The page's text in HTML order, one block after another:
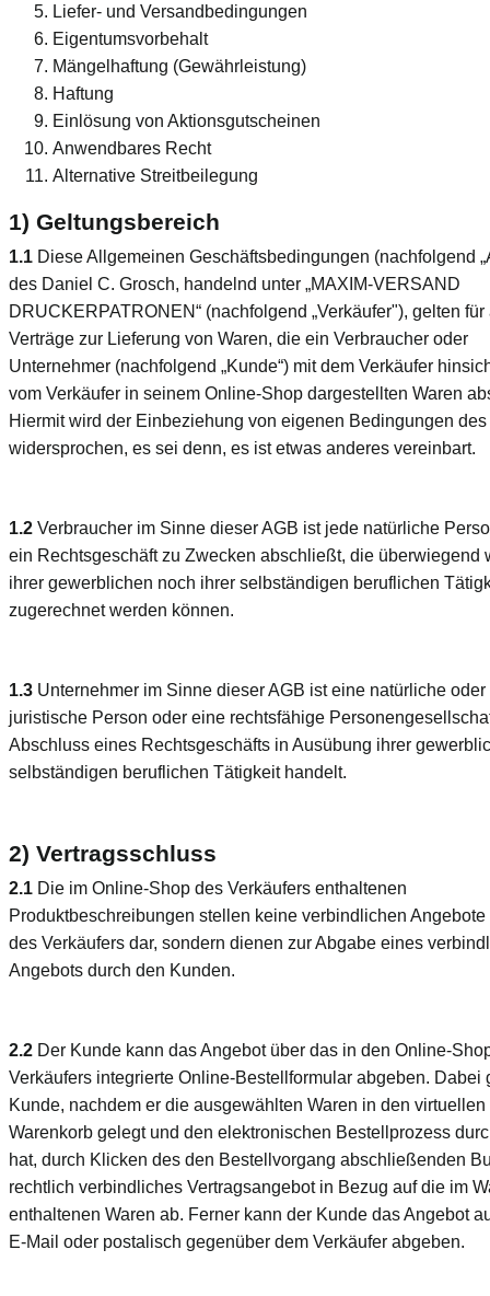
Liefer- und Versandbedingungen
Eigentumsvorbehalt
Mängelhaftung (Gewährleistung)
Haftung
Einlösung von Aktionsgutscheinen
Anwendbares Recht
Alternative Streitbeilegung
1) Geltungsbereich
1.1 Diese Allgemeinen Geschäftsbedingungen (nachfolgend
des Daniel C. Grosch, handelnd unter „MAXIM-VERSAND
DRUCKERPATRONEN“ (nachfolgend „Verkäufer"), gelten für
Verträge zur Lieferung von Waren, die ein Verbraucher oder
Unternehmer (nachfolgend „Kunde“) mit dem Verkäufer
vom Verkäufer in seinem Online-Shop dargestellten Waren
Hiermit wird der Einbeziehung von eigenen Bedingungen
widersprochen, es sei denn, es ist etwas anderes vereinbart.
1.2 Verbraucher im Sinne dieser AGB ist jede natürliche
ein Rechtsgeschäft zu Zwecken abschließt, die überwiegend
ihrer gewerblichen noch ihrer selbständigen beruflichen
zugerechnet werden können.
1.3 Unternehmer im Sinne dieser AGB ist eine natürliche oder
juristische Person oder eine rechtsfähige
Abschluss eines Rechtsgeschäfts in Ausübung ihrer
selbständigen beruflichen Tätigkeit handelt.
2) Vertragsschluss
2.1 Die im Online-Shop des Verkäufers enthaltenen
Produktbeschreibungen stellen keine verbindlichen Angebote
des Verkäufers dar, sondern dienen zur Abgabe eines
Angebots durch den Kunden.
2.2 Der Kunde kann das Angebot über das in den Online-
Verkäufers integrierte Online-Bestellformular abgeben. Dabei
Kunde, nachdem er die ausgewählten Waren in den virtuellen
Warenkorb gelegt und den elektronischen Bestellprozess
hat, durch Klicken des den Bestellvorgang abschließenden
rechtlich verbindliches Vertragsangebot in Bezug auf die im
enthaltenen Waren ab. Ferner kann der Kunde das Angebot
E-Mail oder postalisch gegenüber dem Verkäufer abgeben.